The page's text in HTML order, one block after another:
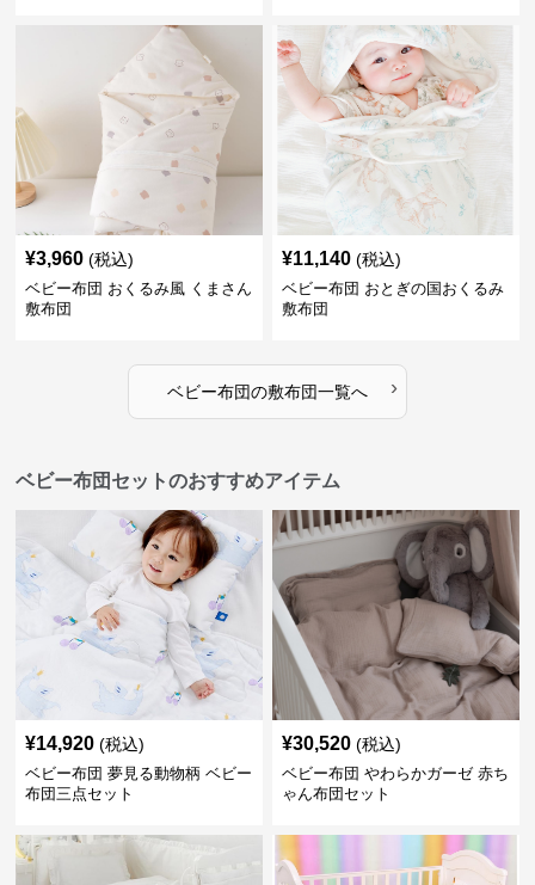
¥3,960 (税込)
ベビー布団 おくるみ風 くまさん
敷布団
¥11,140 (税込)
ベビー布団 おとぎの国おくるみ
敷布団
ベビー布団の敷布団一覧へ ›
ベビー布団セットのおすすめアイテム
¥14,920 (税込)
ベビー布団 夢見る動物柄 ベビー
布団三点セット
¥30,520 (税込)
ベビー布団 やわらかガーゼ 赤ち
ゃん布団セット